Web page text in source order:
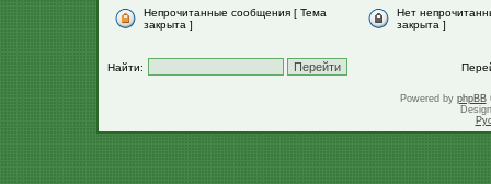
Непрочитанные сообщения [ Тема
закрыта ]
Нет
закрыта ]
Найти:
Powered by phpBB